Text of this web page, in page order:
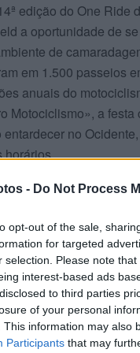
- Do Not Process
opt-out of the sale,
for targeted
selection. Please note
interest-based ads
to third parties
of your personal
This information may also
Participants that may
edição do One Ride
a oportunidade de
de
em 1.500 passeios
anuais do
Motociclismo», a
no
horários.
comunidade
que se
pela estrada. Este
uma
em companheiros
do que apenas um